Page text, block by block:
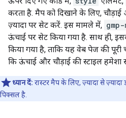
करता है. मैप को दिखाने के लिए,
ज़्यादा पर सेट करें. इस मामले में, gmp-
ऊंचाई पर सेट किया गया है. साथ ही,
किया गया है, ताकि यह वेब पेज की पूरी
कि ऊंचाई और चौड़ाई की स्टाइल हमेशा
ध्यान दें: रास्टर मैप के लिए, ज़्यादा से
पिक्सल है.